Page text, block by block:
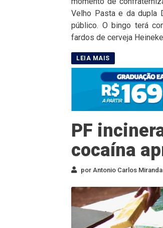
Velho Pasta e da dupla
público. O bingo terá
fardos de cerveja
PF
cocaína
por Antonio Carlos